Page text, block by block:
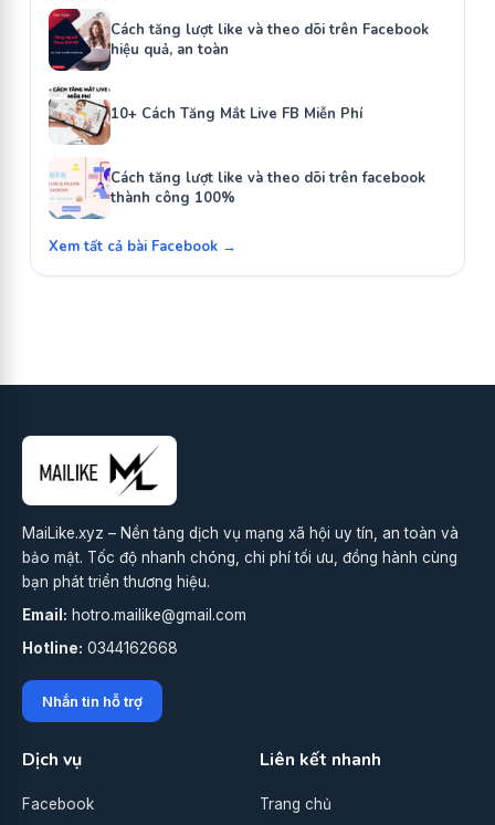
Cách tăng lượt like và theo dõi trên Facebook
hiệu quả, an toàn
10+ Cách Tăng Mắt Live FB Miễn Phí
Cách tăng lượt like và theo dõi trên facebook
thành công 100%
Xem tất cả bài Facebook →
MaiLike.xyz – Nền tảng dịch vụ mạng xã hội uy tín, an toàn và
bảo mật. Tốc độ nhanh chóng, chi phí tối ưu, đồng hành cùng
bạn phát triển thương hiệu.
Email: hotro.mailike@gmail.com
Hotline: 0344162668
Nhắn tin hỗ trợ
Dịch vụ
Facebook
Liên kết nhanh
Trang chủ